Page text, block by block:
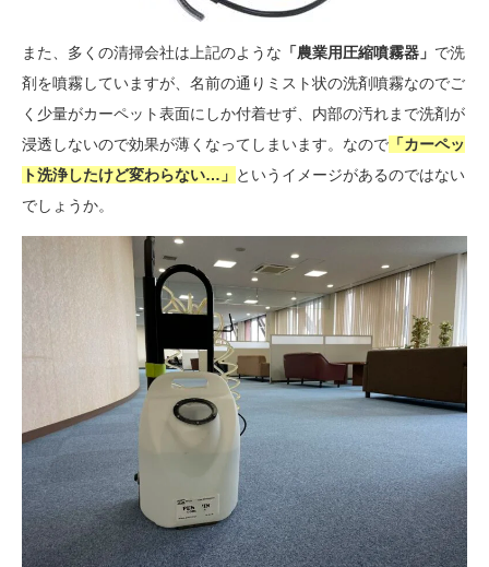
また、多くの清掃会社は上記のような 「農業用圧縮噴霧器」 で洗
剤を噴霧していますが、名前の通りミスト状の洗剤噴霧なのでご
く少量がカーペット表面にしか付着せず、内部の汚れまで洗剤が
浸透しないので効果が薄くなってしまいます。なので 「カーペッ
ト洗浄したけど変わらない…」 というイメージがあるのではない
でしょうか。